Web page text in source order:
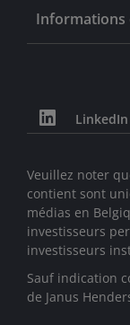
Informations
LinkedIn
Veuillez noter
contient sont
médias en
investisseurs
investisseurs
Sauf indication
de Janus